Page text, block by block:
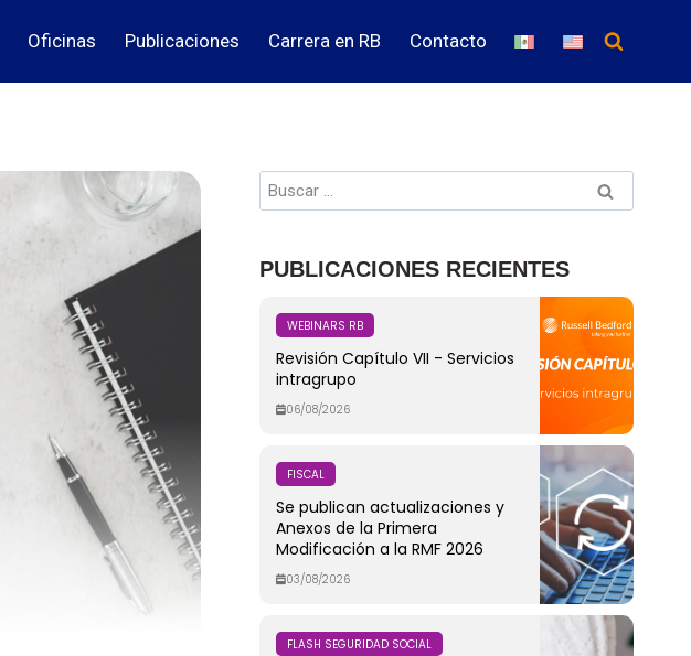
Oficinas Publicaciones Carrera en RB Contacto
PUBLICACIONES RECIENTES
WEBINARS RB
Revisión Capítulo VII - Servicios
intragrupo
06/08/2026
FISCAL
Se publican actualizaciones y
Anexos de la Primera
Modificación a la RMF 2026
03/08/2026
FLASH SEGURIDAD SOCIAL